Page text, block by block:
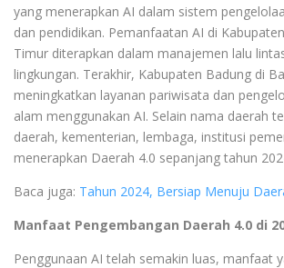
yang menerapkan AI dalam sistem
dan pendidikan. Pemanfaatan AI di
Timur diterapkan dalam manajemen lalu
lingkungan. Terakhir, Kabupaten Badung di
meningkatkan layanan pariwisata dan
alam menggunakan AI. Selain nama daerah
daerah, kementerian, lembaga, institusi
menerapkan Daerah 4.0 sepanjang tahun
Baca juga: Tahun 2024, Bersiap Menuju
Manfaat Pengembangan Daerah 4.0 di
Penggunaan AI telah semakin luas, manfaat